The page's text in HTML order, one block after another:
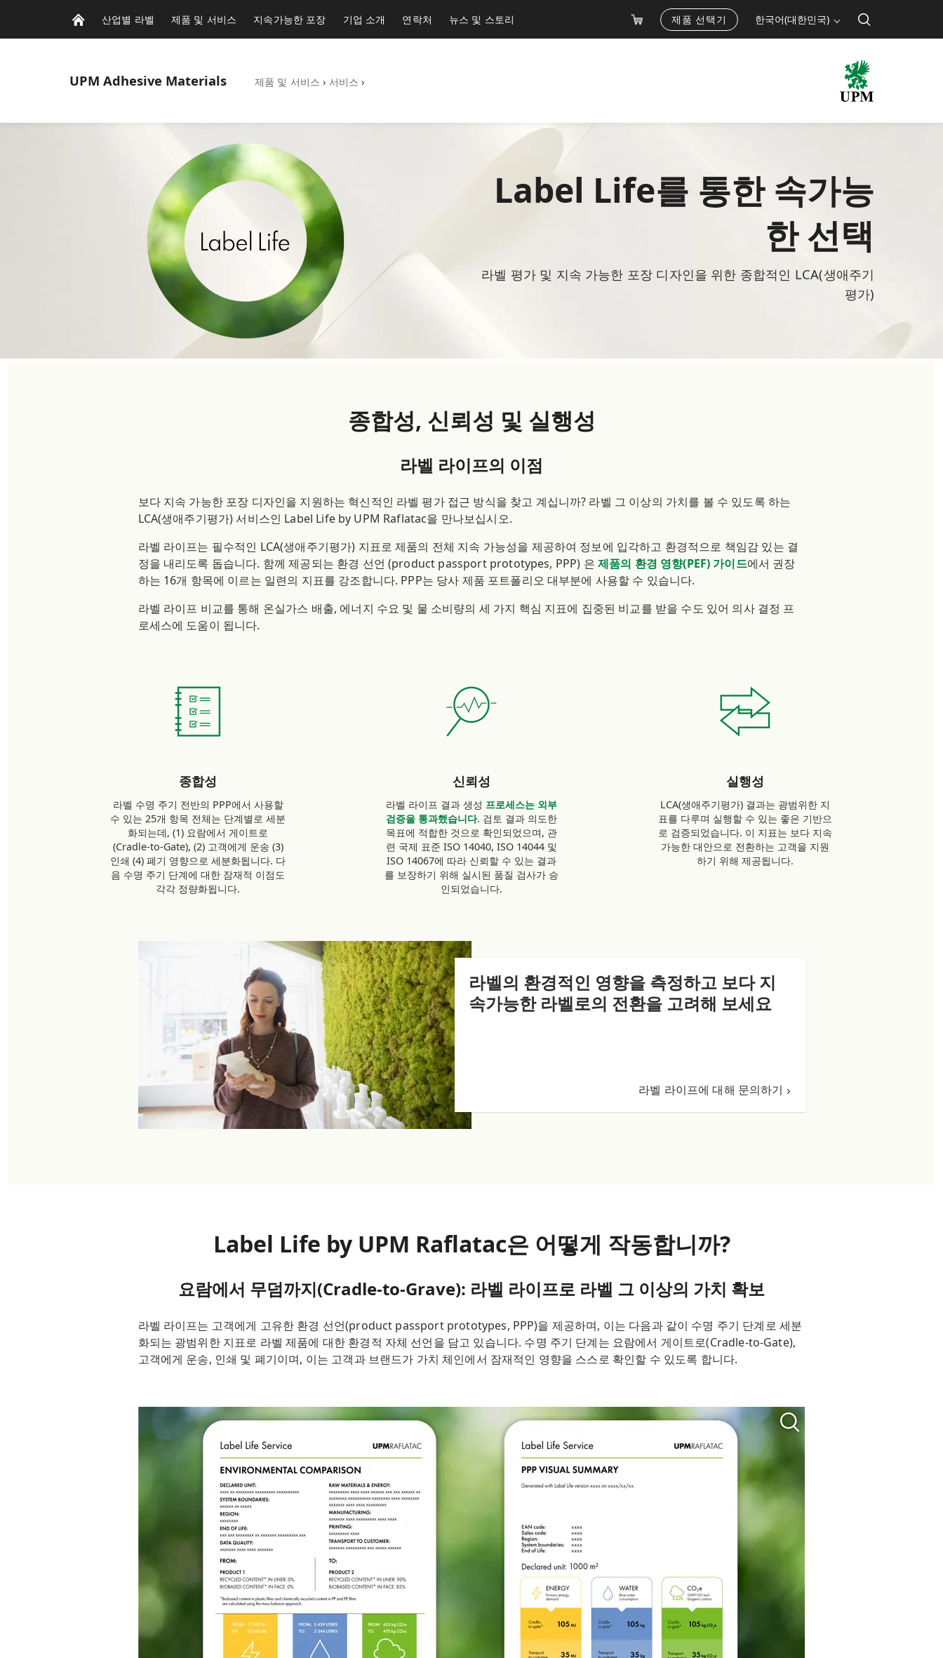
제품 선택기 한국어(대한민국)
산업별 라벨 제품 및 서비스 지속가능한 포장 기업 소개 연락처 뉴스 및 스토리
UPM Adhesive Materials 제품 및 서비스 › 서비스 ›
Label Life를 통한 속가능
한 선택
라벨 평가 및 지속 가능한 포장 디자인을 위한 종합적인 LCA(생애주기
평가)
종합성, 신뢰성 및 실행성
라벨 라이프의 이점
보다 지속 가능한 포장 디자인을 지원하는 혁신적인 라벨 평가 접근 방식을 찾고 계십니까? 라벨 그 이상의 가치를 볼 수 있도록 하는
LCA(생애주기평가) 서비스인 Label Life by UPM Raflatac을 만나보십시오.
라벨 라이프는 필수적인 LCA(생애주기평가) 지표로 제품의 전체 지속 가능성을 제공하여 정보에 입각하고 환경적으로 책임감 있는 결
정을 내리도록 돕습니다. 함께 제공되는 환경 선언 (product passport prototypes, PPP) 은 제품의 환경 영향(PEF) 가이드에서 권장
하는 16개 항목에 이르는 일련의 지표를 강조합니다. PPP는 당사 제품 포트폴리오 대부분에 사용할 수 있습니다.
라벨 라이프 비교를 통해 온실가스 배출, 에너지 수요 및 물 소비량의 세 가지 핵심 지표에 집중된 비교를 받을 수도 있어 의사 결정 프
로세스에 도움이 됩니다.
종합성
라벨 수명 주기 전반의 PPP에서 사용할
수 있는 25개 항목 전체는 단계별로 세분
화되는데, (1) 요람에서 게이트로
(Cradle-to-Gate), (2) 고객에게 운송 (3)
인쇄 (4) 폐기 영향으로 세분화됩니다. 다
음 수명 주기 단계에 대한 잠재적 이점도
각각 정량화됩니다.
신뢰성
라벨 라이프 결과 생성 프로세스는 외부
검증을 통과했습니다. 검토 결과 의도한
목표에 적합한 것으로 확인되었으며, 관
련 국제 표준 ISO 14040, ISO 14044 및
ISO 14067에 따라 신뢰할 수 있는 결과
를 보장하기 위해 실시된 품질 검사가 승
인되었습니다.
실행성
LCA(생애주기평가) 결과는 광범위한 지
표를 다루며 실행할 수 있는 좋은 기반으
로 검증되었습니다. 이 지표는 보다 지속
가능한 대안으로 전환하는 고객을 지원
하기 위해 제공됩니다.
라벨의 환경적인 영향을 측정하고 보다 지
속가능한 라벨로의 전환을 고려해 보세요
라벨 라이프에 대해 문의하기
Label Life by UPM Raflatac은 어떻게 작동합니까?
요람에서 무덤까지(Cradle-to-Grave): 라벨 라이프로 라벨 그 이상의 가치 확보
라벨 라이프는 고객에게 고유한 환경 선언(product passport prototypes, PPP)을 제공하며, 이는 다음과 같이 수명 주기 단계로 세분
화되는 광범위한 지표로 라벨 제품에 대한 환경적 자체 선언을 담고 있습니다. 수명 주기 단계는 요람에서 게이트로(Cradle-to-Gate),
고객에게 운송, 인쇄 및 폐기이며, 이는 고객과 브랜드가 가치 체인에서 잠재적인 영향을 스스로 확인할 수 있도록 합니다.